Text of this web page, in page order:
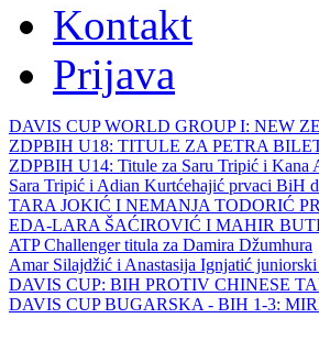
Kontakt
Prijava
DAVIS CUP WORLD GROUP I: NEW
ZDPBIH U18: TITULE ZA PETRA
ZDPBIH U14: Titule za Saru Tripić i Kana
Sara Tripić i Adian Kurtćehajić prvaci BiH
TARA JOKIĆ I NEMANJA TODORIĆ
EDA-LARA ŠAĆIROVIĆ I MAHIR
ATP Challenger titula za Damira Džumhura
Amar Silajdžić i Anastasija Ignjatić
DAVIS CUP: BIH PROTIV CHINESE
DAVIS CUP BUGARSKA - BIH 1-3: